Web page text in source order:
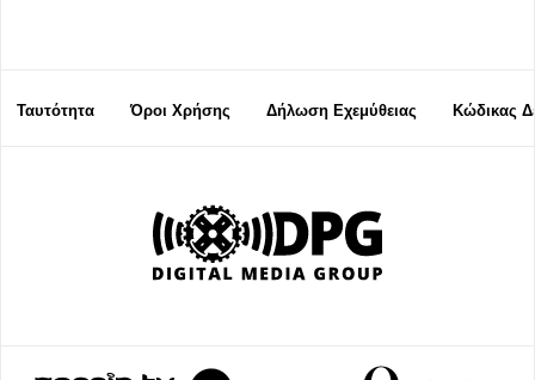
Ταυτότητα Όροι Χρήσης Δήλωση Εχεμύθειας Κώδικας